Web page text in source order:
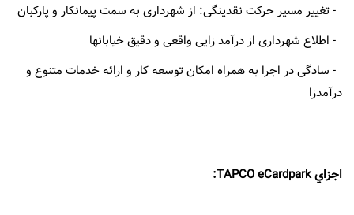
- تغییر مسیر حرکت نقدینگی: از شهرداری به سمت پیمانکار و پارکبان
- اطلاع شهرداری از درآمد زایی واقعی و دقیق خیابانها
- سادگی در اجرا به همراه امکان توسعه کار و ارائه خدمات متنوع و
درآمدزا
اجزاي TAPCO eCardpark: